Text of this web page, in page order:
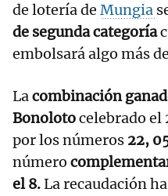
de lotería de Mungia
de segunda categoría
embolsará algo más de
Lacombinación
Bonolotocelebrado el
por los números 22,
número
el 8.La recaudación